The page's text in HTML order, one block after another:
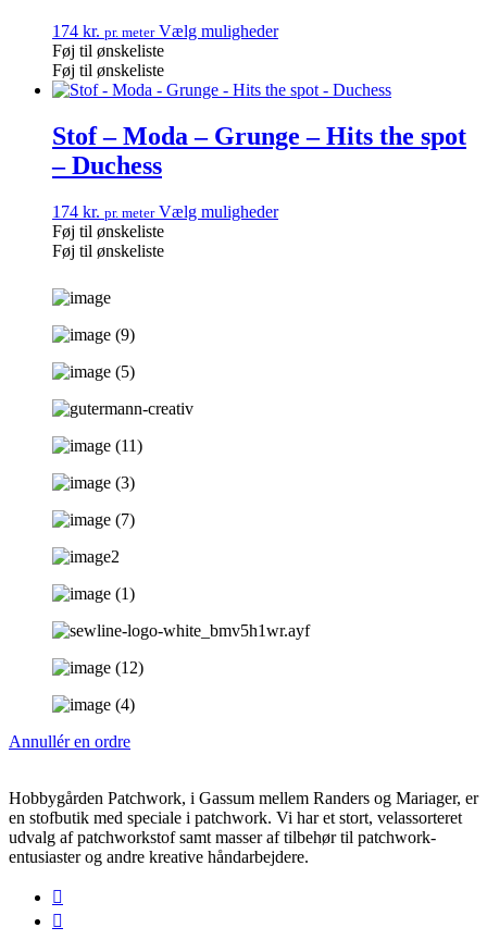
174 kr. pr. meter Vælg muligheder
Føj til ønskeliste
Føj til ønskeliste
Stof – Moda – Grunge – Hits the spot
– Duchess
174 kr. pr. meter Vælg muligheder
Føj til ønskeliste
Føj til ønskeliste
Annullér en ordre
Hobbygården Patchwork, i Gassum mellem Randers og Mariager, er
en stofbutik med speciale i patchwork. Vi har et stort, velassorteret
udvalg af patchworkstof samt masser af tilbehør til patchwork-
entusiaster og andre kreative håndarbejdere.